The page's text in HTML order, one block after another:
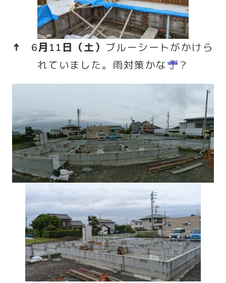
↑ 6月11 日（土） ブルーシートがかけら
れていました。雨対策かな
？